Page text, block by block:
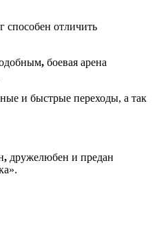
способен отличить
, боевая арена
и быстрые переходы, а так
, дружелюбен и предан